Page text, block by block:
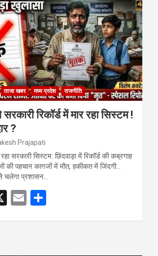
ताजा खबर मध्य प्रदेश राजनीति
सरकारी रिकॉर्ड में मार रहा सिस्टम !
?
Prajapati
रहा सरकारी सिस्टम: छिंदवाड़ा में रिकॉर्ड की कब्रगाह
की पहचान कागजों में मौत, हकीकत में जिंदगी…
चलेगा प्रशासन…
X
E